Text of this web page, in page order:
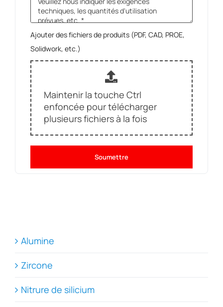
Ajouter des fichiers de produits (PDF, CAD, PROE,
Solidwork, etc.)
Maintenir la touche Ctrl
enfoncée pour télécharger
plusieurs fichiers à la fois
Soumettre
Alumine
Zircone
Nitrure de silicium